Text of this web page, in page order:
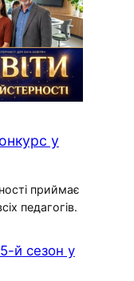
у
приймає
педагогів.